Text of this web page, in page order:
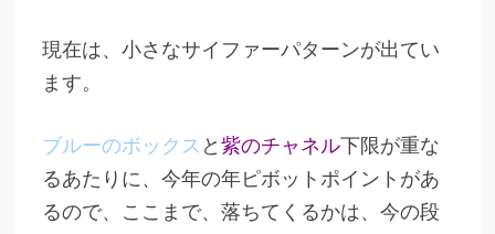
現在は、小さなサイファーパターンが出てい
ます。
ブルーのボックス と紫のチャネル下限が重な
るあたりに、今年の年ピボットポイントがあ
るので、ここまで、落ちてくるかは、今の段